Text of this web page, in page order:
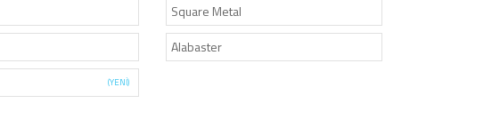
Square Metal
Alabaster
(YENİ)